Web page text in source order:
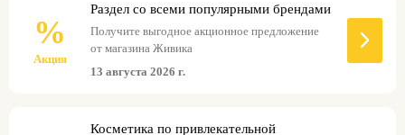
%
Акция
Раздел со всеми популярными брендами
Получите выгодное акционное предложение
от магазина Живика
13 августа 2026 г.
Косметика по привлекательной